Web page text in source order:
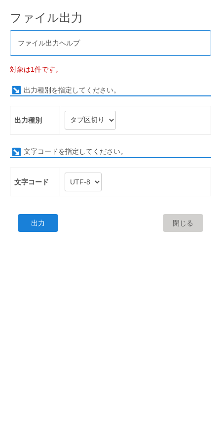
ファイル出力
ファイル出力ヘルプ
対象は1件です。
出力種別を指定してください。
出力種別
文字コードを指定してください。
文字コード